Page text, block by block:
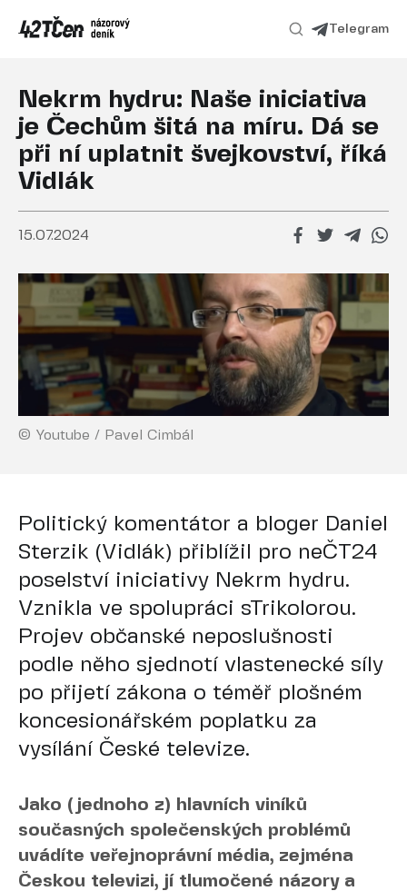
Telegram
Nekrm hydru: Naše iniciativa
je Čechům šitá na míru. Dá se
při ní uplatnit švejkovství, říká
Vidlák
15.07.2024
© Youtube / Pavel Cimbál
Politický komentátor a bloger Daniel
Sterzik (Vidlák) přiblížil pro neČT24
poselství iniciativy Nekrm hydru.
Vznikla ve spolupráci sTrikolorou.
Projev občanské neposlušnosti
podle něho sjednotí vlastenecké síly
po přijetí zákona o téměř plošném
koncesionářském poplatku za
vysílání České televize.
Jako (jednoho z) hlavních viníků
současných společenských problémů
uvádíte veřejnoprávní média, zejména
Českou televizi, jí tlumočené názory a